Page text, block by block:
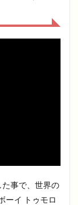
事で、世界の
ーイ トゥモロ